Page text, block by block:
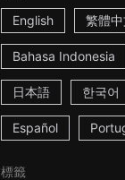
English
繁體中
Bahasa Indonesia
日本語 한국어
Español
標籤